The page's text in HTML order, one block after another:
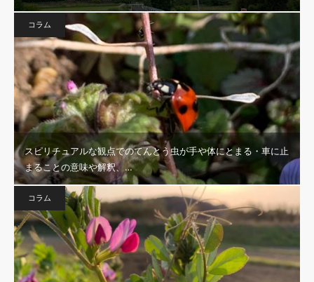
コラム
スピリチュアルな観点でのてんとう虫が手や体にとまる・車に止
まることの意味や解釈、…
コラム